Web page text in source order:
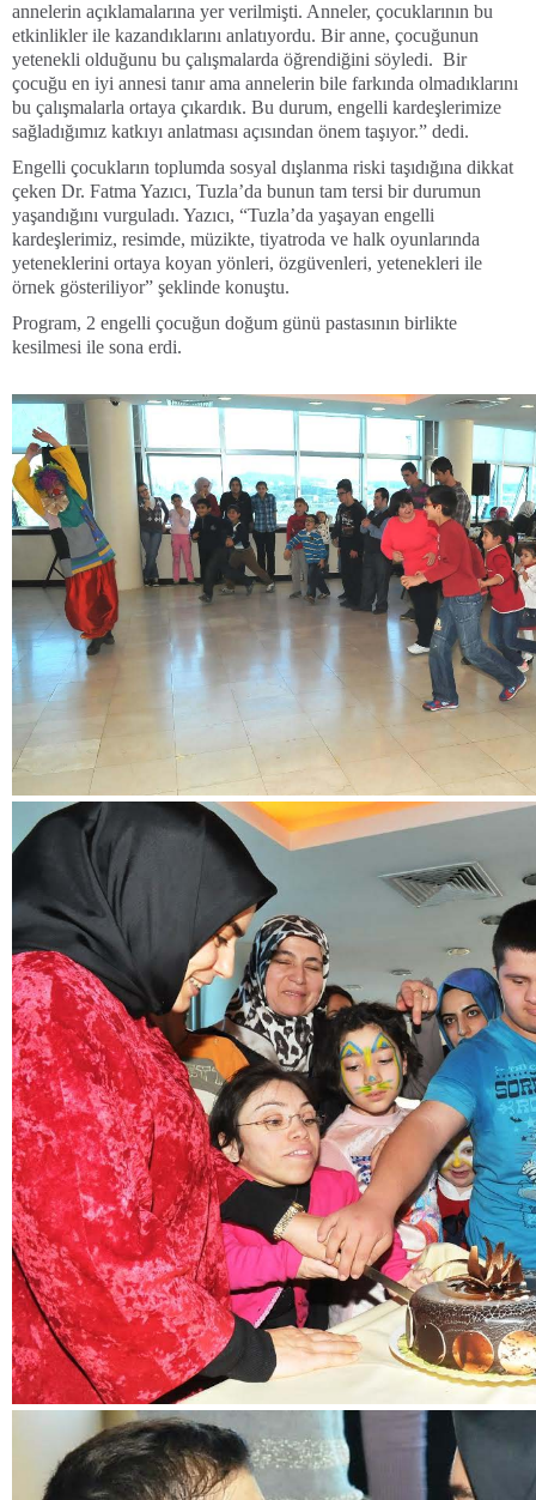
annelerin açıklamalarına yer verilmişti. Anneler, çocuklarının bu
etkinlikler ile kazandıklarını anlatıyordu. Bir anne, çocuğunun
yetenekli olduğunu bu çalışmalarda öğrendiğini söyledi. Bir
çocuğu en iyi annesi tanır ama annelerin bile farkında olmadıklarını
bu çalışmalarla ortaya çıkardık. Bu durum, engelli kardeşlerimize
sağladığımız katkıyı anlatması açısından önem taşıyor.” dedi.
Engelli çocukların toplumda sosyal dışlanma riski taşıdığına dikkat
çeken Dr. Fatma Yazıcı, Tuzla’da bunun tam tersi bir durumun
yaşandığını vurguladı. Yazıcı, “Tuzla’da yaşayan engelli
kardeşlerimiz, resimde, müzikte, tiyatroda ve halk oyunlarında
yeteneklerini ortaya koyan yönleri, özgüvenleri, yetenekleri ile
örnek gösteriliyor” şeklinde konuştu.
Program, 2 engelli çocuğun doğum günü pastasının birlikte
kesilmesi ile sona erdi.